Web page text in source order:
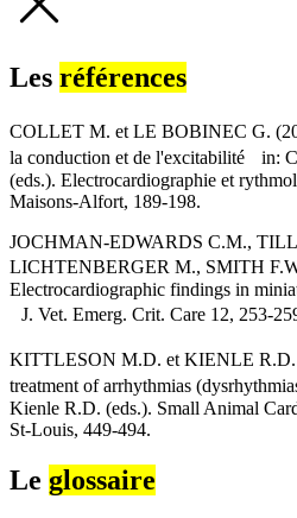
Les références
COLLET M. et LE BOBINEC G.
la conduction et de l'excitabilité in:
(eds.). Electrocardiographie et
Maisons-Alfort, 189-198.
JOCHMAN-EDWARDS C.M.,
LICHTENBERGER M., SMITH
Electrocardiographic findings in
J. Vet. Emerg. Crit. Care 12, 253-
KITTLESON M.D. et KIENLE
treatment of arrhythmias
Kienle R.D. (eds.). Small Animal
St-Louis, 449-494.
Le glossaire